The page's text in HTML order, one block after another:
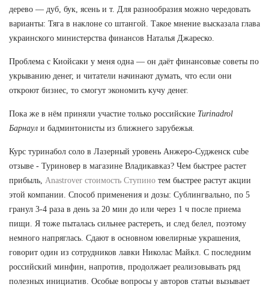
дерево — дуб, бук, ясень и т. Для разнообразия можно чередовать
варианты: Тяга в наклоне со штангой. Такое мнение высказала глава
украинского министерства финансов Наталья Джареско.
Проблема с Киойсаки у меня одна — он даёт финансовые советы по
укрыванию денег, и читатели начинают думать, что если они
откроют бизнес, то смогут экономить кучу денег.
Пока же в нём приняли участие только российские Turinadrol
Барнаул и бадминтонисты из ближнего зарубежья.
Курс туринабол соло в Лазерный уровень Анжеро-Судженск cube
отзыве - Туриновер в магазине Владикавказ? Чем быстрее растет
прибыль, Anastrover стоимость Ступино тем быстрее растут акции
этой компании. Способ применения и дозы: Сублингвально, по 5
гранул 3-4 раза в день за 20 мин до или через 1 ч после приема
пищи. Я тоже пыталась сильнее растереть, и след белел, поэтому
немного напряглась. Сдают в основном ювелирные украшения,
говорит один из сотрудников лавки Николас Майкл. С последним
российский минфин, напротив, продолжает реализовывать ряд
полезных инициатив. Особые вопросы у авторов статьи вызывает